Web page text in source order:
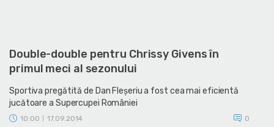
Double-double pentru Chrissy Givens în
primul meci al sezonului
Sportiva pregătită de Dan Fleşeriu a fost cea mai eficientă
jucătoare a Supercupei României
10:00 17.09.2014 0